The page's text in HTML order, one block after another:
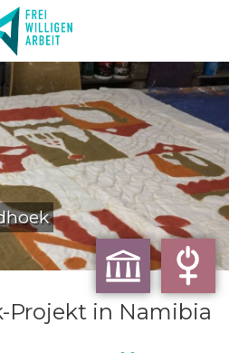
Projekt in Namibia